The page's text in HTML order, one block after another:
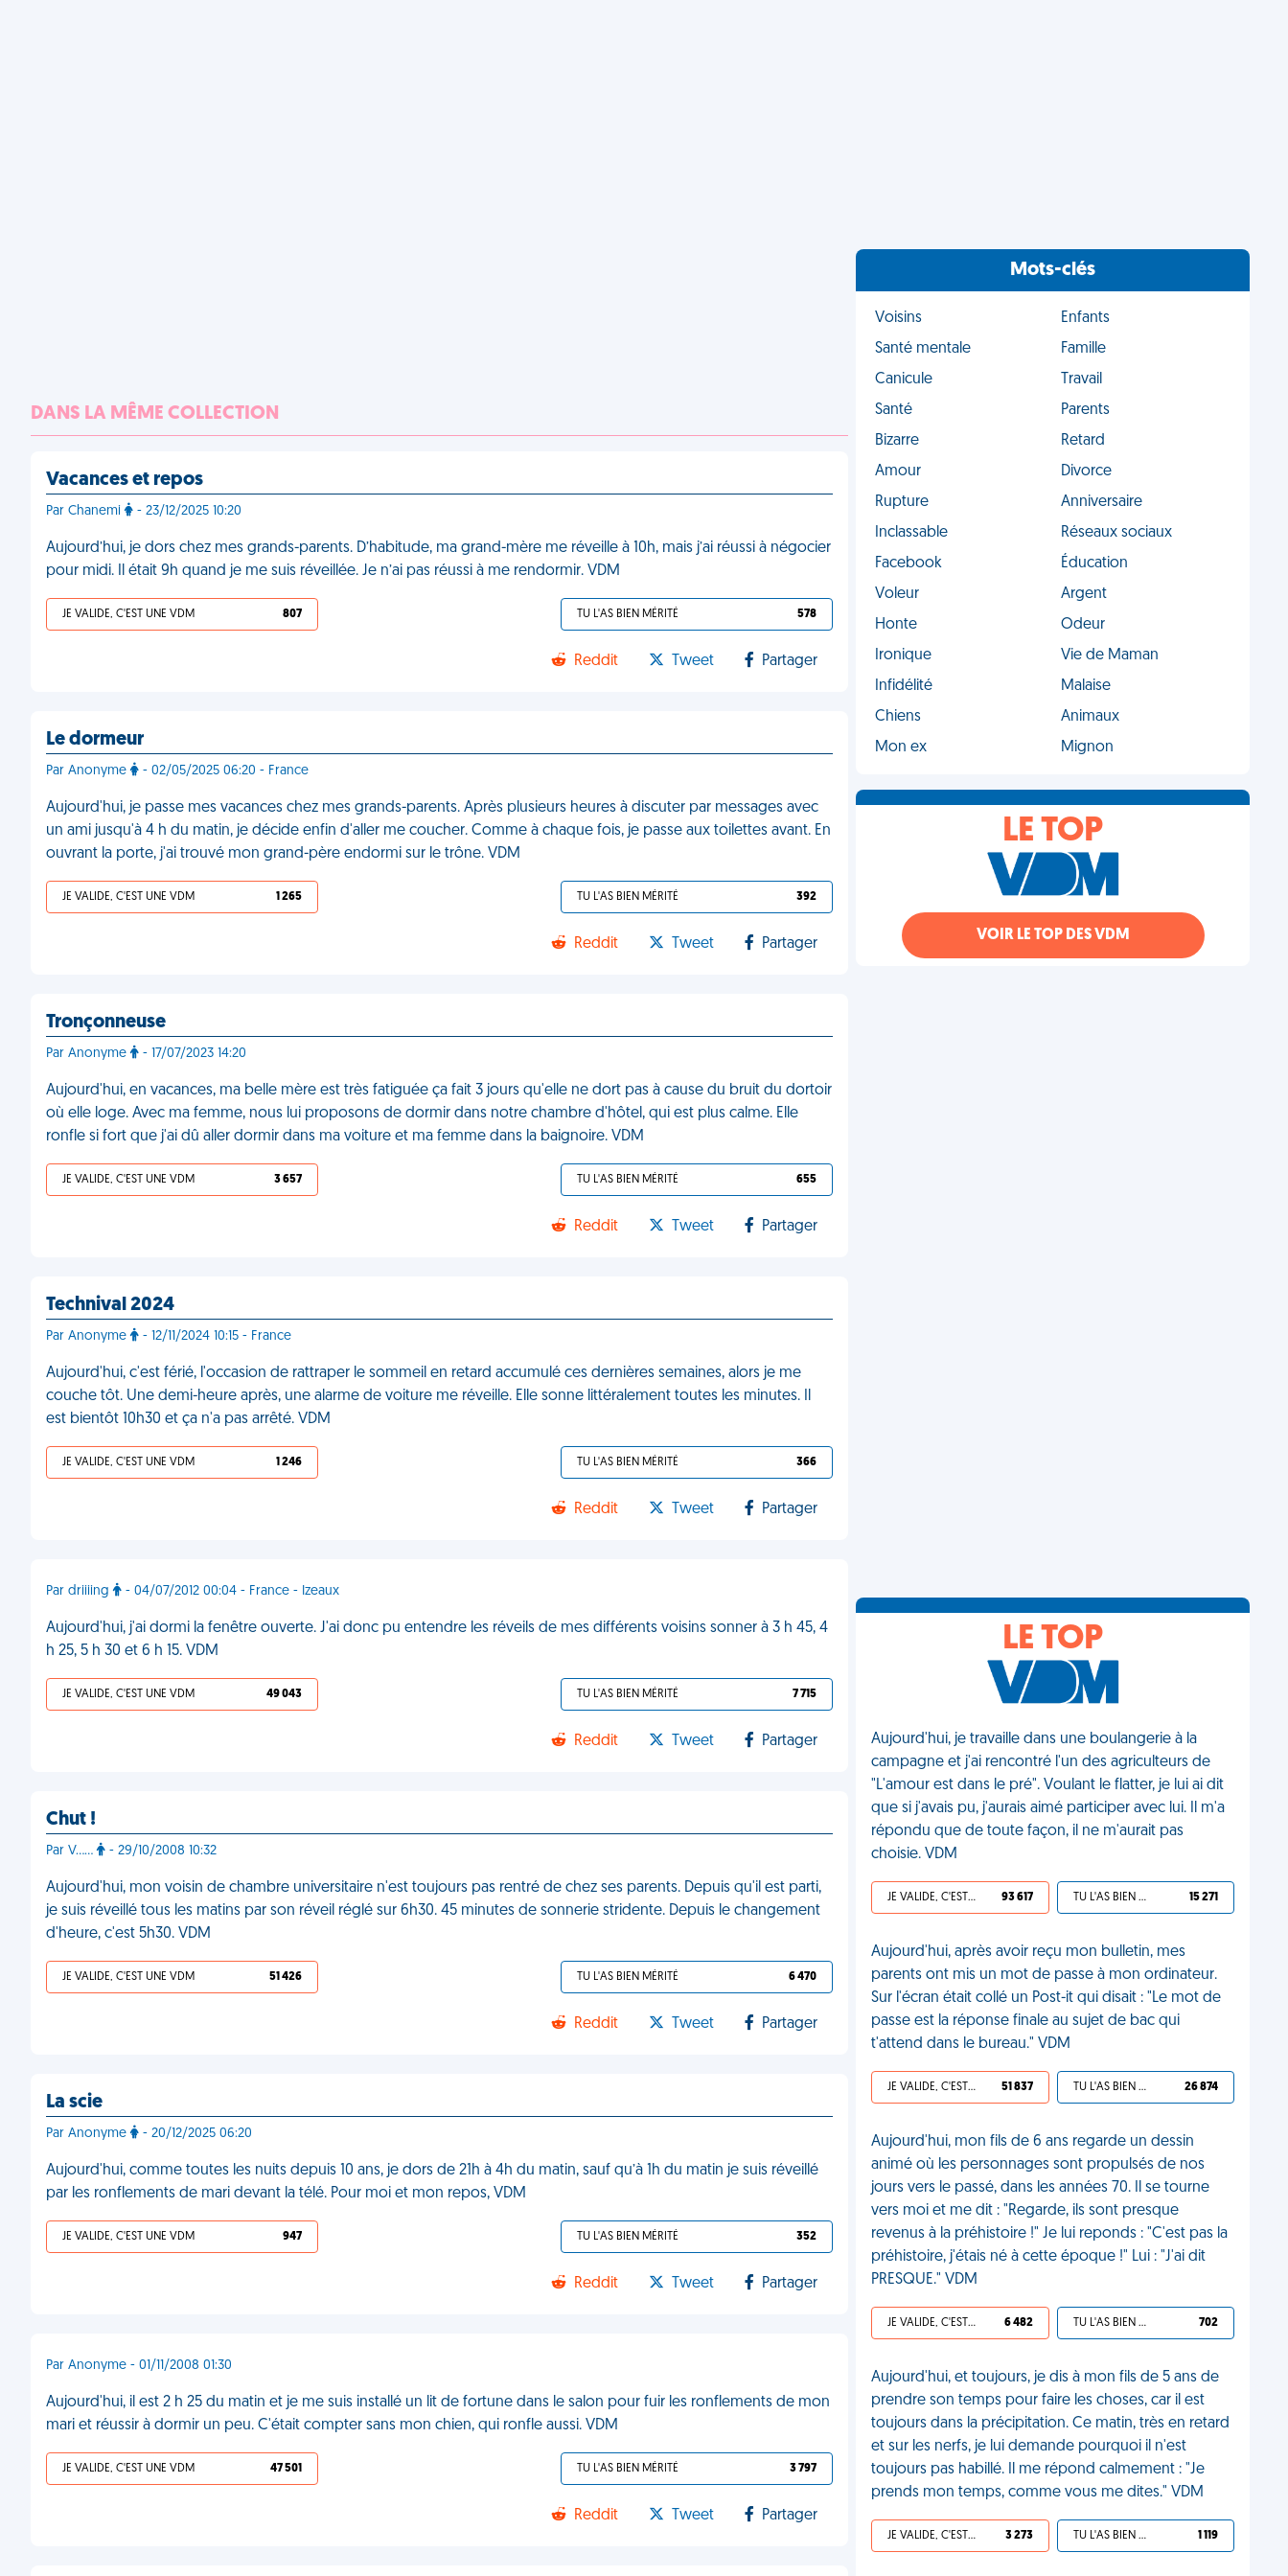
DANS LA MÊME COLLECTION
Vacances et repos
Par Chanemi - 23/12/2025 10:20
Aujourd’hui, je dors chez mes grands-parents. D’habitude, ma grand-mère me réveille à 10h, mais j’ai réussi à négocier
pour midi. Il était 9h quand je me suis réveillée. Je n’ai pas réussi à me rendormir. VDM
JE VALIDE, C'EST UNE VDM 807 TU L'AS BIEN MÉRITÉ 578
Reddit Tweet Partager
Le dormeur
Par Anonyme - 02/05/2025 06:20 - France
Aujourd'hui, je passe mes vacances chez mes grands-parents. Après plusieurs heures à discuter par messages avec
un ami jusqu'à 4 h du matin, je décide enfin d'aller me coucher. Comme à chaque fois, je passe aux toilettes avant. En
ouvrant la porte, j'ai trouvé mon grand-père endormi sur le trône. VDM
JE VALIDE, C'EST UNE VDM 1 265 TU L'AS BIEN MÉRITÉ 392
Reddit Tweet Partager
Tronçonneuse
Par Anonyme - 17/07/2023 14:20
Aujourd'hui, en vacances, ma belle mère est très fatiguée ça fait 3 jours qu'elle ne dort pas à cause du bruit du dortoir
où elle loge. Avec ma femme, nous lui proposons de dormir dans notre chambre d'hôtel, qui est plus calme. Elle
ronfle si fort que j'ai dû aller dormir dans ma voiture et ma femme dans la baignoire. VDM
JE VALIDE, C'EST UNE VDM 3 657 TU L'AS BIEN MÉRITÉ 655
Reddit Tweet Partager
Technival 2024
Par Anonyme - 12/11/2024 10:15 - France
Aujourd'hui, c'est férié, l'occasion de rattraper le sommeil en retard accumulé ces dernières semaines, alors je me
couche tôt. Une demi-heure après, une alarme de voiture me réveille. Elle sonne littéralement toutes les minutes. Il
est bientôt 10h30 et ça n'a pas arrêté. VDM
JE VALIDE, C'EST UNE VDM 1 246 TU L'AS BIEN MÉRITÉ 366
Reddit Tweet Partager
Par driiiing - 04/07/2012 00:04 - France - Izeaux
Aujourd'hui, j'ai dormi la fenêtre ouverte. J'ai donc pu entendre les réveils de mes différents voisins sonner à 3 h 45, 4
h 25, 5 h 30 et 6 h 15. VDM
JE VALIDE, C'EST UNE VDM 49 043 TU L'AS BIEN MÉRITÉ 7 715
Reddit Tweet Partager
Chut !
Par V…… - 29/10/2008 10:32
Aujourd'hui, mon voisin de chambre universitaire n'est toujours pas rentré de chez ses parents. Depuis qu'il est parti,
je suis réveillé tous les matins par son réveil réglé sur 6h30. 45 minutes de sonnerie stridente. Depuis le changement
d'heure, c'est 5h30. VDM
JE VALIDE, C'EST UNE VDM 51 426 TU L'AS BIEN MÉRITÉ 6 470
Reddit Tweet Partager
La scie
Par Anonyme - 20/12/2025 06:20
Aujourd'hui, comme toutes les nuits depuis 10 ans, je dors de 21h à 4h du matin, sauf qu’à 1h du matin je suis réveillé
par les ronflements de mari devant la télé. Pour moi et mon repos, VDM
JE VALIDE, C'EST UNE VDM 947 TU L'AS BIEN MÉRITÉ 352
Reddit Tweet Partager
Par Anonyme - 01/11/2008 01:30
Aujourd'hui, il est 2 h 25 du matin et je me suis installé un lit de fortune dans le salon pour fuir les ronflements de mon
mari et réussir à dormir un peu. C'était compter sans mon chien, qui ronfle aussi. VDM
JE VALIDE, C'EST UNE VDM 47 501 TU L'AS BIEN MÉRITÉ 3 797
Reddit Tweet Partager
Mots-clés
Voisins
Enfants
Santé mentale
Famille
Canicule
Travail
Santé
Parents
Bizarre
Retard
Amour
Divorce
Rupture
Anniversaire
Inclassable
Réseaux sociaux
Facebook
Éducation
Voleur
Argent
Honte
Odeur
Ironique
Vie de Maman
Infidélité
Malaise
Chiens
Animaux
Mon ex
Mignon
LE TOP
VOIR LE TOP DES VDM
LE TOP
Aujourd'hui, je travaille dans une boulangerie à la
campagne et j'ai rencontré l'un des agriculteurs de
"L'amour est dans le pré". Voulant le flatter, je lui ai dit
que si j'avais pu, j'aurais aimé participer avec lui. Il m'a
répondu que de toute façon, il ne m'aurait pas
choisie. VDM
JE VALIDE, C'EST UNE VDM 93 617 TU L'AS BIEN MÉRITÉ 15 271
Aujourd'hui, après avoir reçu mon bulletin, mes
parents ont mis un mot de passe à mon ordinateur.
Sur l'écran était collé un Post-it qui disait : "Le mot de
passe est la réponse finale au sujet de bac qui
t'attend dans le bureau." VDM
JE VALIDE, C'EST UNE VDM 51 837 TU L'AS BIEN MÉRITÉ 26 874
Aujourd'hui, mon fils de 6 ans regarde un dessin
animé où les personnages sont propulsés de nos
jours vers le passé, dans les années 70. Il se tourne
vers moi et me dit : "Regarde, ils sont presque
revenus à la préhistoire !" Je lui reponds : "C'est pas la
préhistoire, j'étais né à cette époque !" Lui : "J'ai dit
PRESQUE." VDM
JE VALIDE, C'EST UNE VDM 6 482 TU L'AS BIEN MÉRITÉ 702
Aujourd'hui, et toujours, je dis à mon fils de 5 ans de
prendre son temps pour faire les choses, car il est
toujours dans la précipitation. Ce matin, très en retard
et sur les nerfs, je lui demande pourquoi il n'est
toujours pas habillé. Il me répond calmement : "Je
prends mon temps, comme vous me dites." VDM
JE VALIDE, C'EST UNE VDM 3 273 TU L'AS BIEN MÉRITÉ 1 119